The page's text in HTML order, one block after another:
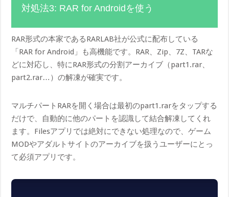
対処法3: RAR for Androidを使う
RAR形式の本家であるRARLAB社が公式に配布している
「RAR for Android」も高機能です。RAR、Zip、7Z、TARな
どに対応し、特にRAR形式の分割アーカイブ（part1.rar、
part2.rar…）の解凍が確実です。
マルチパートRARを開く場合は最初のpart1.rarをタップする
だけで、自動的に他のパートを認識して結合解凍してくれ
ます。Filesアプリでは絶対にできない処理なので、ゲーム
MODやアダルトサイトのアーカイブを扱うユーザーにとっ
て必須アプリです。